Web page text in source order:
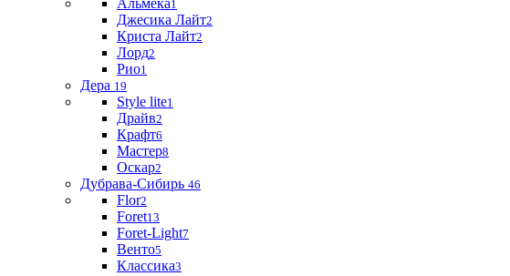
Альмека1
Джесика Лайт2
Криста Лайт2
Лорд2
Рио1
Дера 19
Style lite1
Драйв2
Крафт6
Мастер8
Оскар2
Дубрава-Сибирь 46
Flor2
Foret13
Foret-Light7
Венто5
Классика3